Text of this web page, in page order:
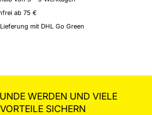
ab 75 €
mit DHL Go Green
WERDEN UND VIELE
VORTEILE SICHERN